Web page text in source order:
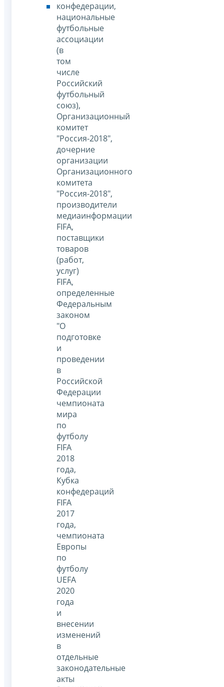
конфедерации,
национальные
футбольные
ассоциации
(в
том
числе
Российский
футбольный
союз),
Организационный
комитет
"Россия-2018",
дочерние
организации
Организационного
комитета
"Россия-2018",
производители
медиаинформации
FIFA,
поставщики
товаров
(работ,
услуг)
FIFA,
определенные
Федеральным
законом
"О
подготовке
и
проведении
в
Российской
Федерации
чемпионата
мира
по
футболу
FIFA
2018
года,
Кубка
конфедераций
FIFA
2017
года,
чемпионата
Европы
по
футболу
UEFA
2020
года
и
внесении
изменений
в
отдельные
законодательные
акты